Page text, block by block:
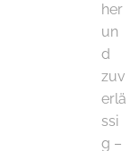
her
un
d
zuv
erlä
ssi
g –